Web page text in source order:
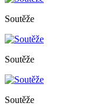
Soutěže
Soutěže
Soutěže